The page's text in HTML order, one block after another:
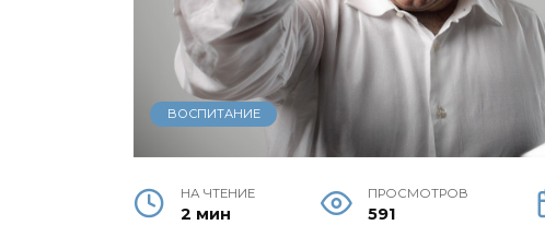
ВОСПИТАНИЕ
НА ЧТЕНИЕ
2 мин
ПРОСМОТРОВ
591